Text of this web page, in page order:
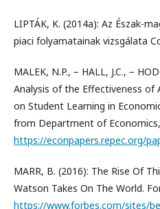
LIPTÁK, K. (2014a): Az Észak-
piaci folyamatainak vizsgálata
MALEK, N.P., − HALL, J.C., −
Analysis of the Effectiveness of
on Student Learning in
from Department of
https://econpapers.repec.org/
MARR, B. (2016): The Rise Of
Watson Takes On The World.
https://www.forbes.com/sites/